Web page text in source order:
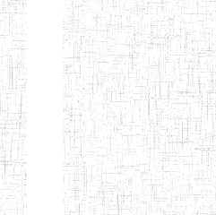
Chercher:
Effacer les filtres
Denomination
Type